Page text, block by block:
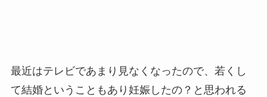
最近はテレビであまり見なくなったので、若くし
て結婚ということもあり妊娠したの？と思われる